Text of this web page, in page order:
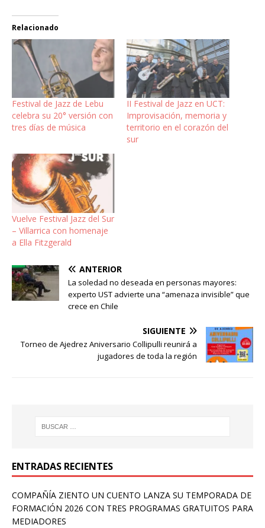
Relacionado
Festival de Jazz de Lebu
celebra su 20° versión con
tres días de música
II Festival de Jazz en UCT:
Improvisación, memoria y
territorio en el corazón del
sur
Vuelve Festival Jazz del Sur
– Villarrica con homenaje
a Ella Fitzgerald
ANTERIOR
La soledad no deseada en personas mayores:
experto UST advierte una “amenaza invisible” que
crece en Chile
SIGUIENTE
Torneo de Ajedrez Aniversario Collipulli reunirá a
jugadores de toda la región
ENTRADAS RECIENTES
COMPAÑÍA ZIENTO UN CUENTO LANZA SU TEMPORADA DE
FORMACIÓN 2026 CON TRES PROGRAMAS GRATUITOS PARA
MEDIADORES